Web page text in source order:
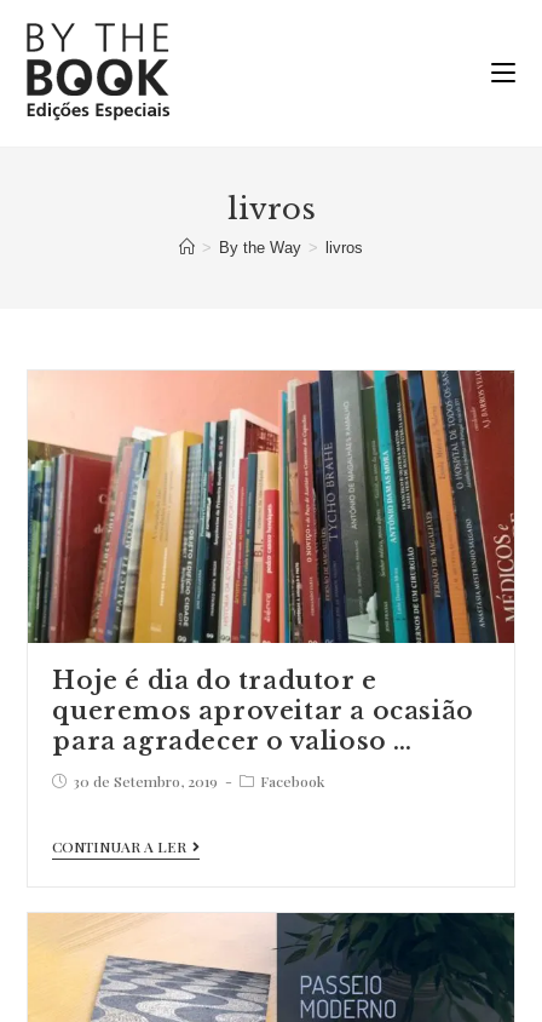
para
conteúdo
livros
> By the Way > livros
Hoje é dia do tradutor e
queremos aproveitar a ocasião
para agradecer o valioso …
Post30 de Setembro, 2019
PostFacebook
CONTINUAR A LER
Hoje
dia
tradutor
e